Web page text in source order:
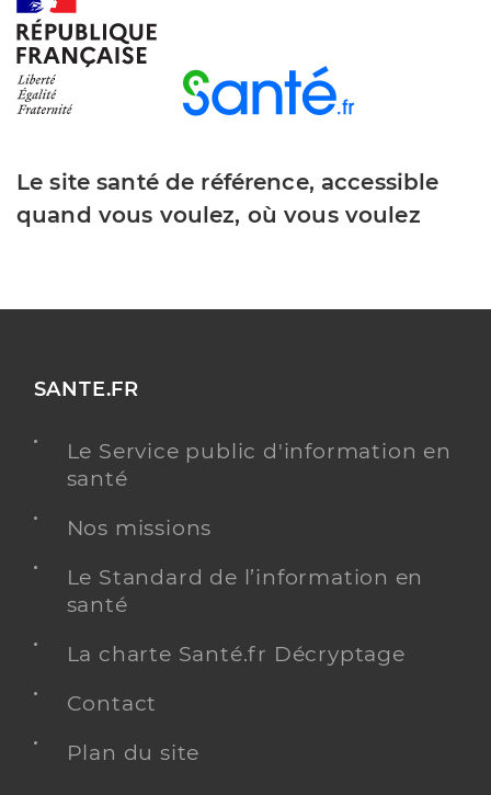
Le site santé de référence, accessible
quand vous voulez, où vous voulez
SANTE.FR
Le Service public d'information en
santé
Nos missions
Le Standard de l’information en
santé
La charte Santé.fr Décryptage
Contact
Plan du site